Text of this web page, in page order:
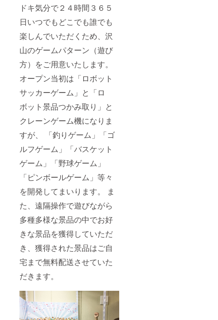
ドキ気分で２４時間３６５
日いつでもどこでも誰でも
楽しんでいただくため、沢
山のゲームパターン（遊び
方）をご用意いたします。
オープン当初は「ロボット
サッカーゲーム」と「ロ
ボット景品つかみ取り」と
クレーンゲーム機になりま
すが、 「釣りゲーム」「ゴ
ルフゲーム」「バスケット
ゲーム」「野球ゲーム」
「ピンボールゲーム」等々
を開発してまいります。 ま
た、遠隔操作で遊びながら
多種多様な景品の中でお好
きな景品を獲得していただ
き、獲得された景品はご自
宅まで無料配送させていた
だきます。